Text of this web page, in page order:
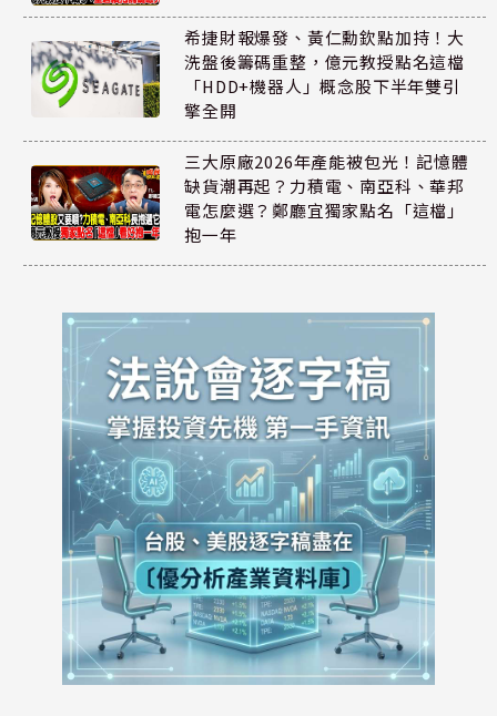
希捷財報爆發、黃仁勳欽點加持！大
洗盤後籌碼重整，億元教授點名這檔
「HDD+機器人」概念股下半年雙引
擎全開
三大原廠2026年產能被包光！記憶體
缺貨潮再起？力積電、南亞科、華邦
電怎麼選？鄭廳宜獨家點名「這檔」
抱一年